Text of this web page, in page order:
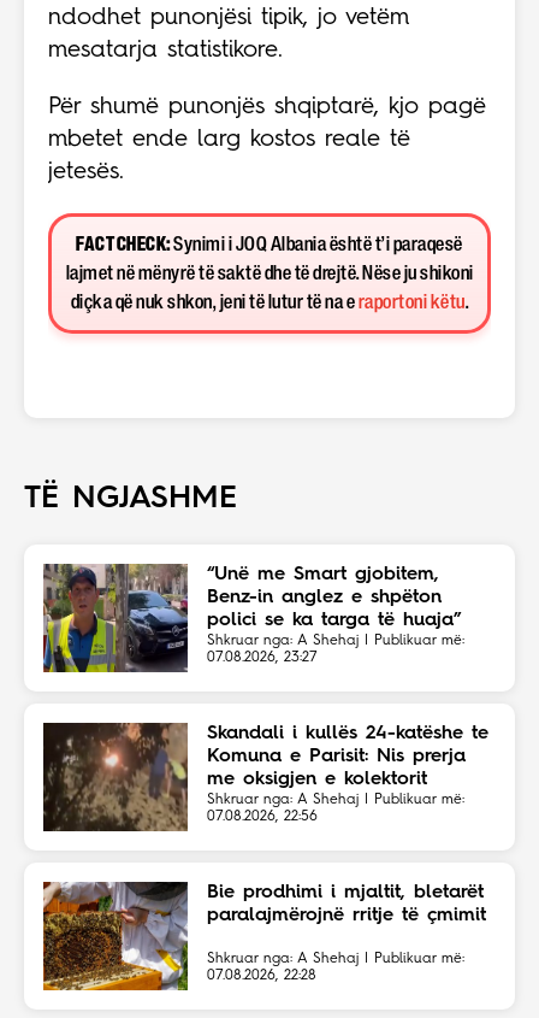
ndodhet punonjësi tipik, jo vetëm
mesatarja statistikore.
Për shumë punonjës shqiptarë, kjo pagë
mbetet ende larg kostos reale të
jetesës.
FACT CHECK:Synimi i JOQ Albania është t’i paraqesë
lajmet në mënyrë të saktë dhe të drejtë. Nëse ju shikoni
diçka që nuk shkon, jeni të lutur të na e raportoni këtu.
TË NGJASHME
“Unë me Smart gjobitem,
Benz-in anglez e shpëton
polici se ka targa të huaja”
Shkruar nga: A Shehaj | Publikuar më:
07.08.2026, 23:27
Skandali i kullës 24-katëshe te
Komuna e Parisit: Nis prerja
me oksigjen e kolektorit
magjistral në fshehtësi
Shkruar nga: A Shehaj | Publikuar më:
07.08.2026, 22:56
Bie prodhimi i mjaltit, bletarët
paralajmërojnë rritje të çmimit
Shkruar nga: A Shehaj | Publikuar më:
07.08.2026, 22:28